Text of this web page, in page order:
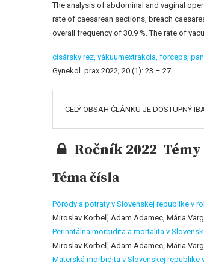
The analysis of abdominal and vaginal
rate of caesarean sections, breach
overall frequency of 30.9 %. The rate of
cisársky rez, vákuumextrakcia, forceps,
Gynekol. prax 2022; 20 (1): 23 – 27
CELÝ OBSAH ČLÁNKU JE DOSTUPNÝ
Ročník 2022
Téma čísla
Pôrody a potraty v Slovenskej republike v
Miroslav Korbeľ, Adam Adamec, Mária
Perinatálna morbidita a mortalita v
Miroslav Korbeľ, Adam Adamec, Mária
Materská morbidita v Slovenskej republike